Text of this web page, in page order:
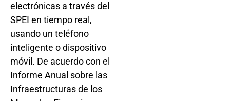
electrónicas a través del
SPEI en tiempo real,
usando un teléfono
inteligente o dispositivo
móvil. De acuerdo con el
Informe Anual sobre las
Infraestructuras de los